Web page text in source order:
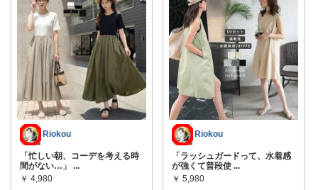
Riokou
「忙しい朝、コーデを考える時
間がない…」 ...
￥ 4,980
Riokou
「ラッシュガードって、水着感
が強くて普段使 ...
￥ 5,980